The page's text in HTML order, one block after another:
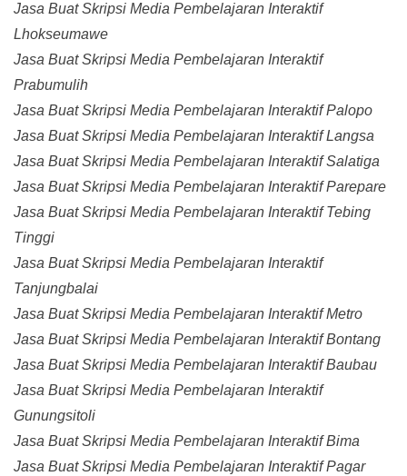
Jasa Buat Skripsi Media Pembelajaran Interaktif
Lhokseumawe
Jasa Buat Skripsi Media Pembelajaran Interaktif
Prabumulih
Jasa Buat Skripsi Media Pembelajaran Interaktif Palopo
Jasa Buat Skripsi Media Pembelajaran Interaktif Langsa
Jasa Buat Skripsi Media Pembelajaran Interaktif Salatiga
Jasa Buat Skripsi Media Pembelajaran Interaktif Parepare
Jasa Buat Skripsi Media Pembelajaran Interaktif Tebing
Tinggi
Jasa Buat Skripsi Media Pembelajaran Interaktif
Tanjungbalai
Jasa Buat Skripsi Media Pembelajaran Interaktif Metro
Jasa Buat Skripsi Media Pembelajaran Interaktif Bontang
Jasa Buat Skripsi Media Pembelajaran Interaktif Baubau
Jasa Buat Skripsi Media Pembelajaran Interaktif
Gunungsitoli
Jasa Buat Skripsi Media Pembelajaran Interaktif Bima
Jasa Buat Skripsi Media Pembelajaran Interaktif Pagar